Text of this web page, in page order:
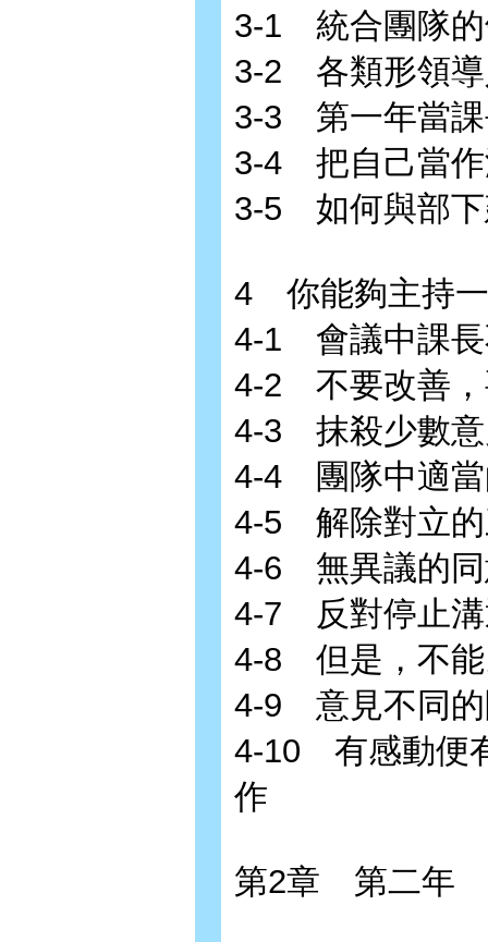
3-1 統合團隊的
3-2 各類形領導
3-3 第一年當課
3-4 把自己當作
3-5 如何與部下
4 你能夠主持一
4-1 會議中課長
4-2 不要改善，
4-3 抹殺少數意
4-4 團隊中適當
4-5 解除對立的
4-6 無異議的同
4-7 反對停止溝
4-8 但是，不能
4-9 意見不同的
4-10 有感動便
作
第2章 第二年